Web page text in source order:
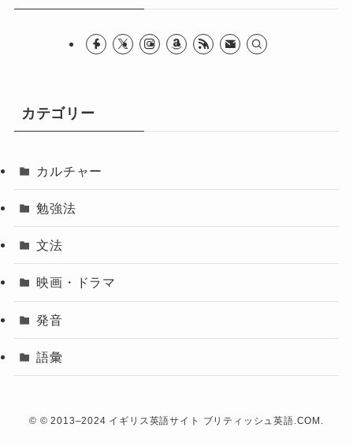
カテゴリー
カルチャー
勉強法
文法
映画・ドラマ
発音
語彙
© © 2013–2024 イギリス英語サイト ブリティッシュ英語.COM.